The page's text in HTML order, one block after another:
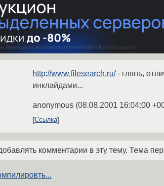
http://www.filesearch.ru/- глянь,
инклайдами...
anonymous (08.08.2001 16:04:00
Ссылка
комментарии в эту тему. Тема